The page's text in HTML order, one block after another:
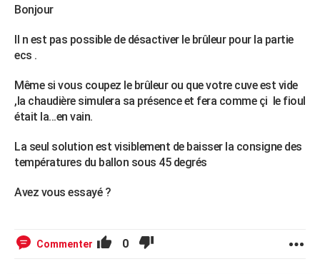
Bonjour
Il n est pas possible de désactiver le brûleur pour la partie
ecs .
Même si vous coupez le brûleur ou que votre cuve est vide
,la chaudière simulera sa présence et fera comme çi le fioul
était la...en vain.
La seul solution est visiblement de baisser la consigne des
températures du ballon sous 45 degrés
Avez vous essayé ?
Commenter 0